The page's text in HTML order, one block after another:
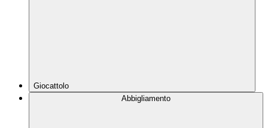
Giocattolo
Abbigliamento